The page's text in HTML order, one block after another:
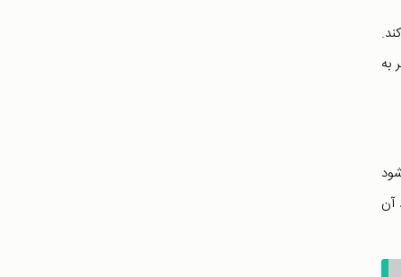
به
آن